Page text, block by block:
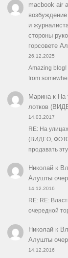
macbook air
и
стороны
горсовете
26.12.2025
Amazing blog!
from
Маринак На
лотков
14.03.2017
RE: На
(ВИДЕО,
продавать
Николайк
Алушты
14.12.2016
RE: RE:
очередной
Николайк
Алушты
14.12.2016